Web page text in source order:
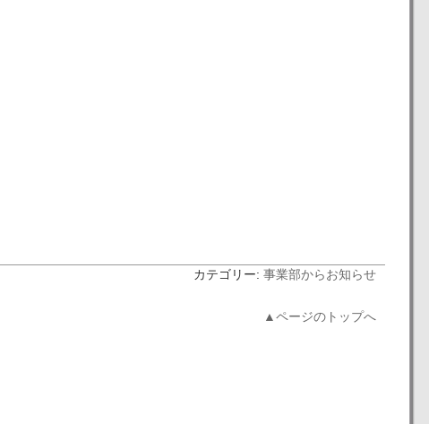
カテゴリー: 事業部からお知らせ
▲ページのトップへ